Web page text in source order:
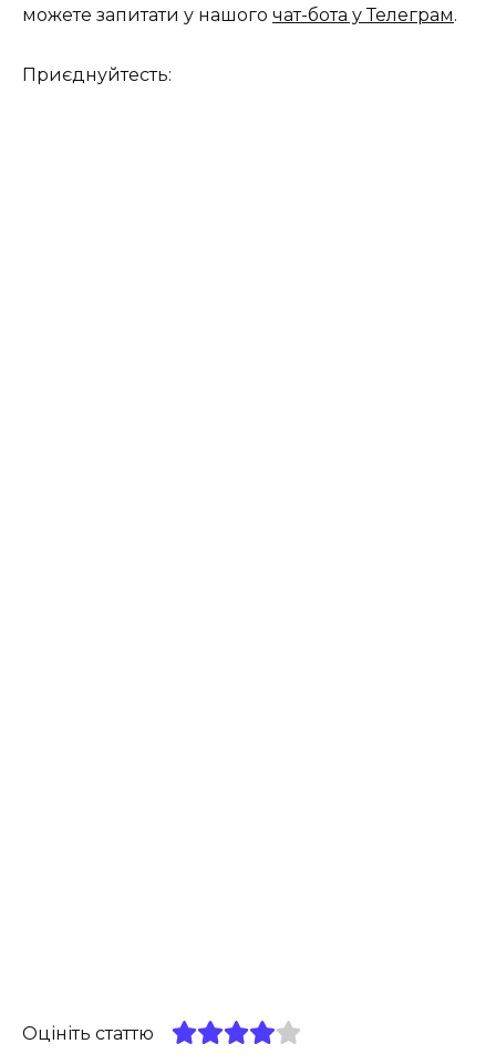
можете запитати у нашого чат-бота у Телеграм.
Приєднуйтесть:
Оцініть статтю